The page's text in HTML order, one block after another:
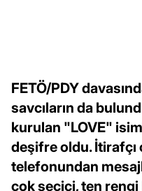
FETÖ/PDY
savcıların da
kurulan "LOVE"
deşifre oldu. İtirafçı
telefonundan
çok seçici, ten